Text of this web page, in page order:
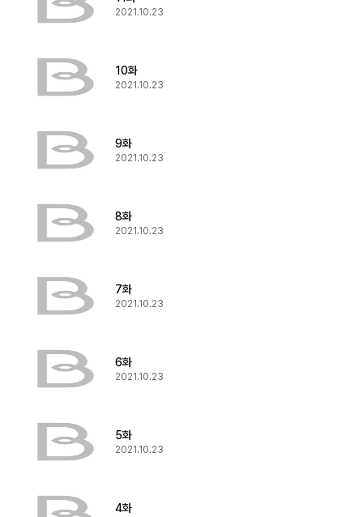
2021.10.23
10화
2021.10.23
9화
2021.10.23
8화
2021.10.23
7화
2021.10.23
6화
2021.10.23
5화
2021.10.23
4화